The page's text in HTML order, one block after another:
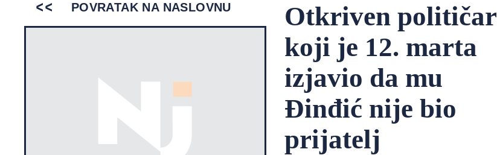
POVRATAK NA NASLOVNU
Otkriven političar
koji je 12. marta
izjavio da mu
Đinđić nije bio
prijatelj